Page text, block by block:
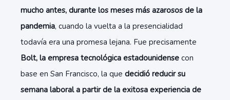
mucho antes, durante los meses más azarosos de la
pandemia, cuando la vuelta a la presencialidad
todavía era una promesa lejana. Fue precisamente
Bolt, la empresa tecnológica estadounidense con
base en San Francisco, la que decidió reducir su
semana laboral a partir de la exitosa experiencia de